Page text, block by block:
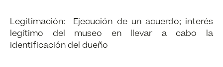
Legitimación: Ejecución de un acuerdo; interés
legítimo del museo en llevar a cabo la
identificación del dueño